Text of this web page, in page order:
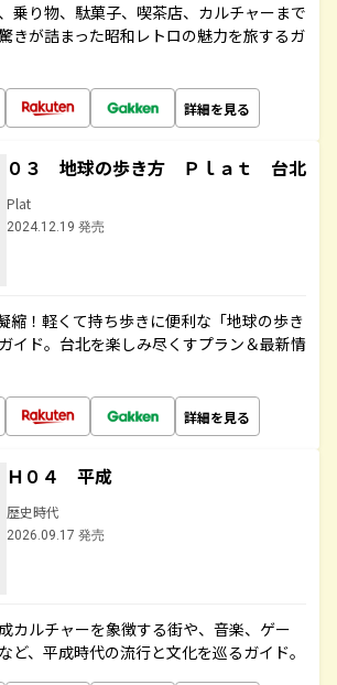
乗り物、駄菓子、喫茶店、カルチャーまで
きが詰まった昭和レトロの魅力を旅するガ
詳細を見る
０３ 地球の歩き方 Ｐｌａｔ 台北
Plat
2024.12.19 発売
縮！軽くて持ち歩きに便利な「地球の歩き
イド。台北を楽しみ尽くすプラン＆最新情
詳細を見る
Ｈ０４ 平成
歴史時代
2026.09.17 発売
カルチャーを象徴する街や、音楽、ゲー
ど、平成時代の流行と文化を巡るガイド。